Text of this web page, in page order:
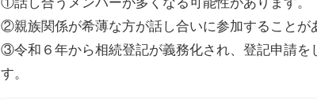
②親族関係が希薄な方が話し合いに参加することが
③令和６年から相続登記が義務化され、登記申請を
す。